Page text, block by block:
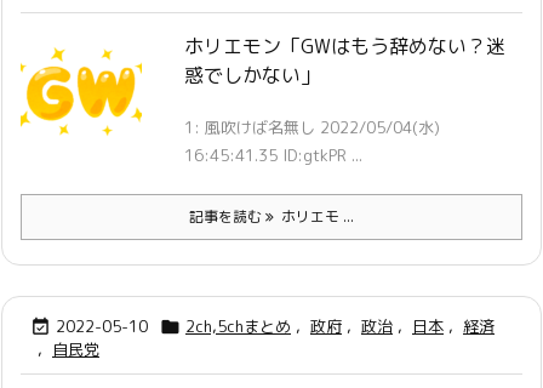
ホリエモン「GWはもう辞めない？迷
惑でしかない」
1: 風吹けば名無し 2022/05/04(水)
16:45:41.35 ID:gtkPR ...
記事を読む ホリエモ ...
 2022-05-10  2ch,5chまとめ , 政府 , 政治 , 日本 , 経済
,
自民党